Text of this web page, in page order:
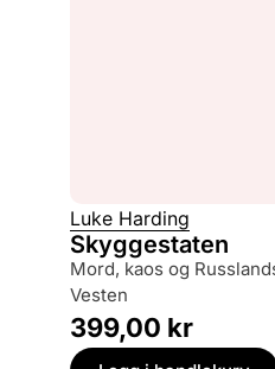
Luke Harding
Skyggestaten
mord, kaos og Russlands manipulering av
Vesten
399,00 kr